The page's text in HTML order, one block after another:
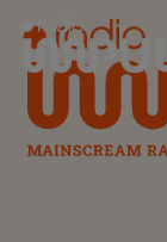
Radio Impuls